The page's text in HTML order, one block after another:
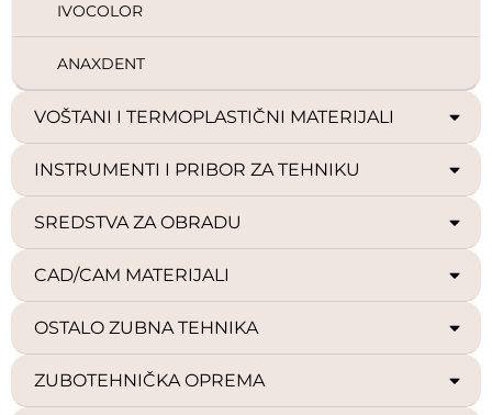
IVOCOLOR
ANAXDENT
VOŠTANI I TERMOPLASTIČNI MATERIJALI
INSTRUMENTI I PRIBOR ZA TEHNIKU
SREDSTVA ZA OBRADU
CAD/CAM MATERIJALI
OSTALO ZUBNA TEHNIKA
ZUBOTEHNIČKA OPREMA